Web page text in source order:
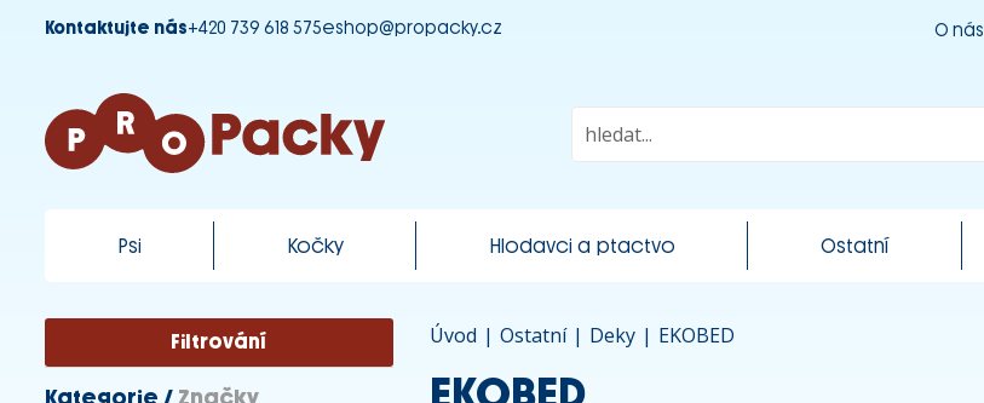
Kontaktujte nás+420 739 618 575eshop@propacky.cz O nás
Psi Kočky Hlodavci a ptactvo Ostatní
Filtrování Úvod | Ostatní | Deky | EKOBED